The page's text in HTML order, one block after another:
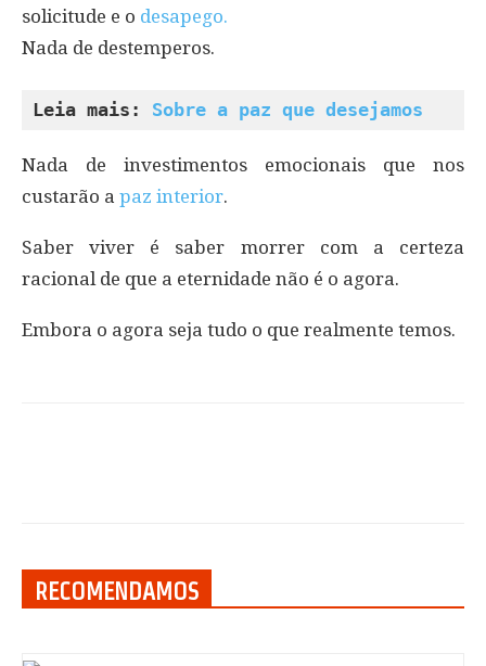
solicitude e o desapego.
Nada de destemperos.
Leia mais: Sobre a paz que desejamos
Nada de investimentos emocionais que nos
custarão a paz interior.
Saber viver é saber morrer com a certeza
racional de que a eternidade não é o agora.
Embora o agora seja tudo o que realmente temos.
RECOMENDAMOS